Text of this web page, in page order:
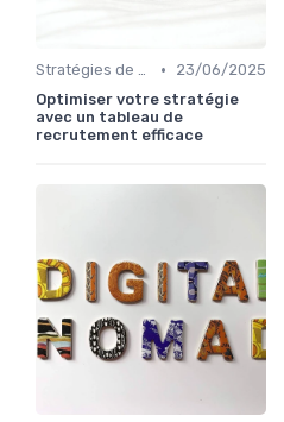
Stratégies de Recrutement Digital •
23/06/2025
Optimiser votre stratégie
avec un tableau de
recrutement efficace